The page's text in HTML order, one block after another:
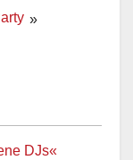
»
DJs«